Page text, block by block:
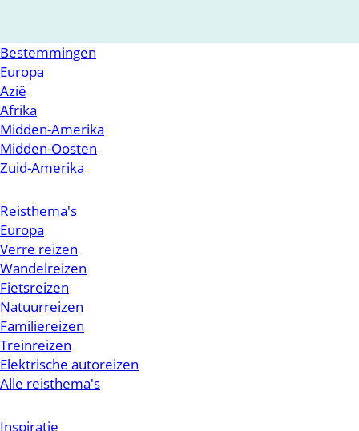
Bestemmingen
Europa
Azië
Afrika
Midden-Amerika
Midden-Oosten
Zuid-Amerika
Reisthema's
Europa
Verre reizen
Wandelreizen
Fietsreizen
Natuurreizen
Familiereizen
Treinreizen
Elektrische autoreizen
Alle reisthema's
Inspiratie